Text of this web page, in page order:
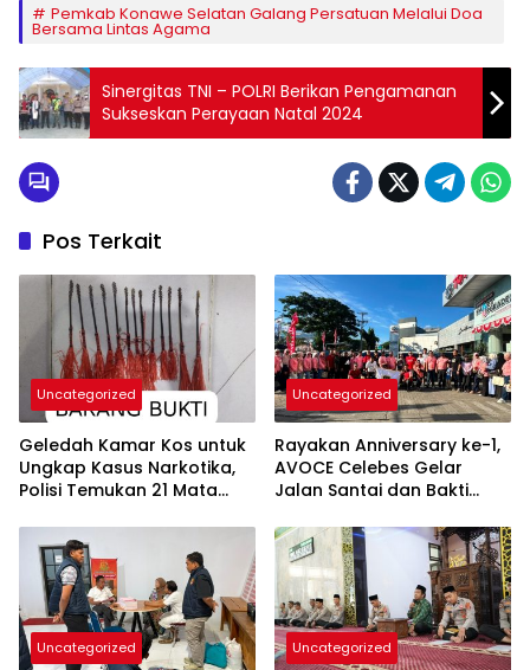
Pemkab Konawe Selatan Galang Persatuan Melalui Doa
Bersama Lintas Agama
Sinergitas TNI – POLRI Berikan Pengamanan
Sukseskan Perayaan Natal 2024
Pos Terkait
Uncategorized
Geledah Kamar Kos untuk
Ungkap Kasus Narkotika,
Polisi Temukan 21 Mata
Uncategorized
Rayakan Anniversary ke-1,
AVOCE Celebes Gelar
Jalan Santai dan Bakti
Uncategorized Uncategorized